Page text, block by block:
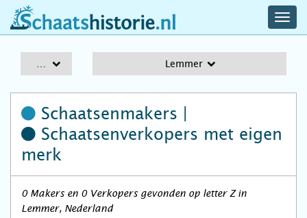
schaatshistorie.nl
Lemmer
Schaatsenmakers |
Schaatsenverkopers met eigen
merk
0 Makers en 0 Verkopers gevonden op letter Z in
Lemmer, Nederland